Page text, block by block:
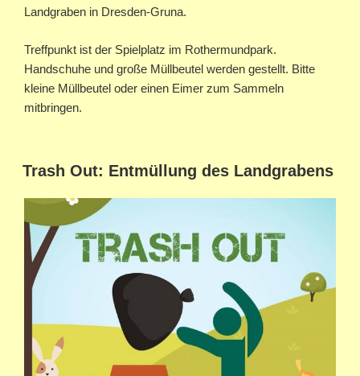
Landgraben in Dresden-Gruna.
Treffpunkt ist der Spielplatz im Rothermundpark.
Handschuhe und große Müllbeutel werden gestellt. Bitte
kleine Müllbeutel oder einen Eimer zum Sammeln
mitbringen.
Trash Out: Entmüllung des Landgrabens